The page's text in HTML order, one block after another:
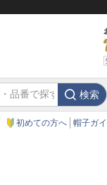
検索
初めての方へ 帽子ガ